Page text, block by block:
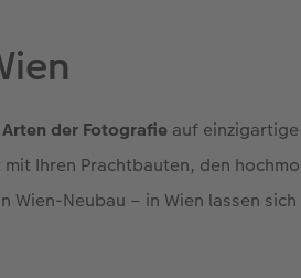
der Fotografie auf
Ihren Prachtbauten, den
Neubau – in Wien lassen